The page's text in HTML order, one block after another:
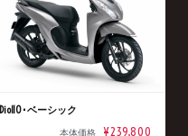
Dio110･ベーシック
本体価格 ¥239,800